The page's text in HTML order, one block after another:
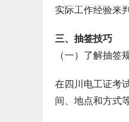
实际工作经验来判
三、抽签技巧
（一）了解抽签
在四川电工证考
间、地点和方式等